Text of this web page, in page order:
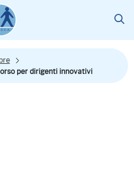
per dirigenti innovativi